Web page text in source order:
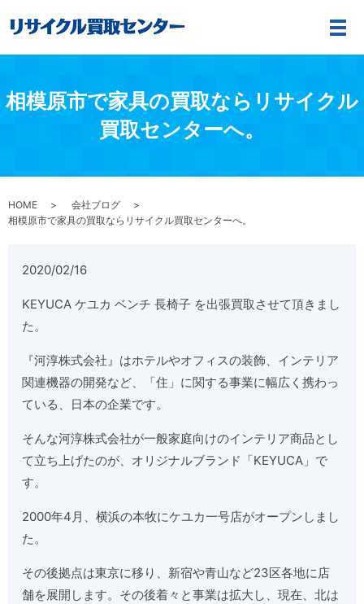
メ
相模原市で家具の買取ならリサイクル
買取センターへ。
HOME
会社ブログ
相模原市で家具の買取ならリサイクル買取センターへ。
2020/02/16
KEYUCA ケユカ ベンチ 長椅子 を出張買取させて頂きまし
た。
『河淳株式会社』はホテルやオフィスの装飾、インテリア
関連機器の開発など、「住」に関する事業に幅広く携わっ
ている、日本の企業です。
そんな河淳株式会社が一般家庭向けのインテリア商品とし
て立ち上げたのが、オリジナルブランド「KEYUCA」で
す。
2000年4月、横浜の本牧にケユカ一号店がオープンしまし
た。
その後拠点は東京に移り、新宿や青山など23区各地に店
舗を展開します。その後着々と事業は拡大し、現在、北は